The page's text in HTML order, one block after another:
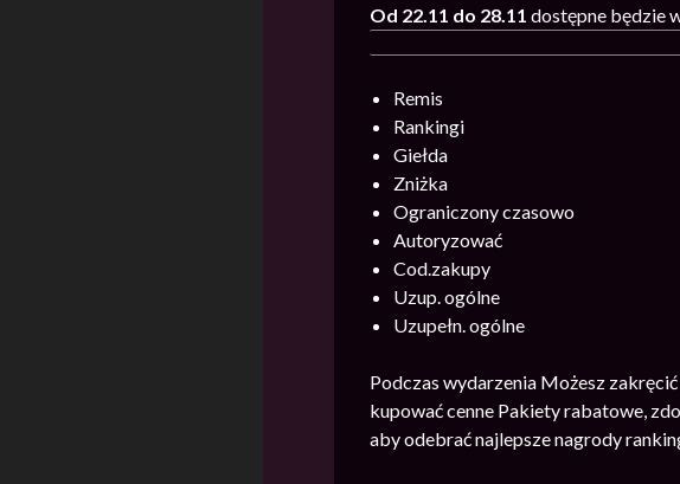
Od 22.11 do 28.11 dostępne będzie
Remis
Rankingi
Giełda
Zniżka
Ograniczony czasowo
Autoryzować
Cod.zakupy
Uzup. ogólne
Uzupełn. ogólne
Podczas wydarzenia Możesz
kupować cenne Pakiety rabatowe,
aby odebrać najlepsze nagrody